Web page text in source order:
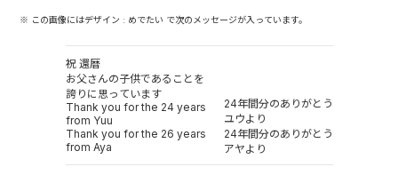
※ この画像にはデザイン : めでたい で次のメッセージが入っています。
祝 還暦
お父さんの子供であることを
誇りに思っています
Thank you for the 24 years
from Yuu
Thank you for the 26 years
from Aya
24年間分のありがとう
ユウより
24年間分のありがとう
アヤより